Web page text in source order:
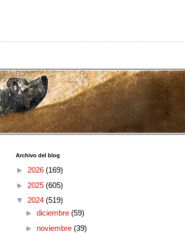
Archivo del blog
► 2026 (169)
► 2025 (605)
▼ 2024 (519)
► diciembre (59)
► noviembre (39)